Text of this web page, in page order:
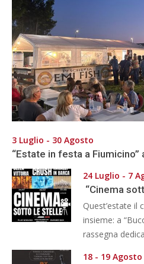
3 Luglio - 30 Agosto
“Estate in festa a
24 Luglio - 7
“Cinema
Quest’estate il
insieme: a
rassegna
18 - 19 Agosto